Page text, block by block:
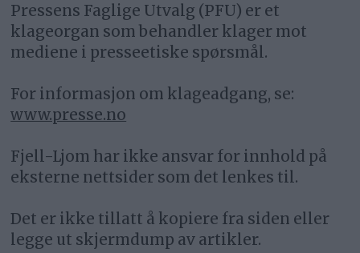
Pressens Faglige Utvalg (PFU) er et
klageorgan som behandler klager mot
mediene i presseetiske spørsmål.
For informasjon om klageadgang, se:
www.presse.no
Fjell-Ljom har ikke ansvar for innhold på
eksterne nettsider som det lenkes til.
Det er ikke tillatt å kopiere fra siden eller
legge ut skjermdump av artikler.